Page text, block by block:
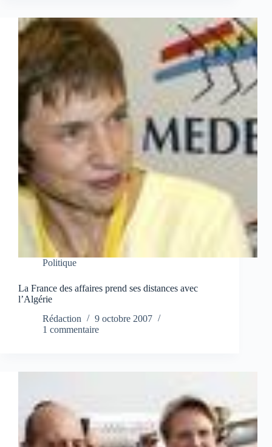
Politique
La France des affaires prend ses distances avec
l’Algérie
Rédaction
9 octobre 2007
1 commentaire